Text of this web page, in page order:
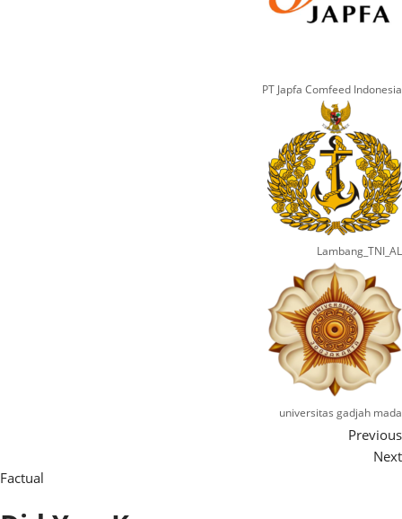
PT Japfa Comfeed Indonesia
Lambang_TNI_AL
universitas gadjah mada
Previous
Next
Factual